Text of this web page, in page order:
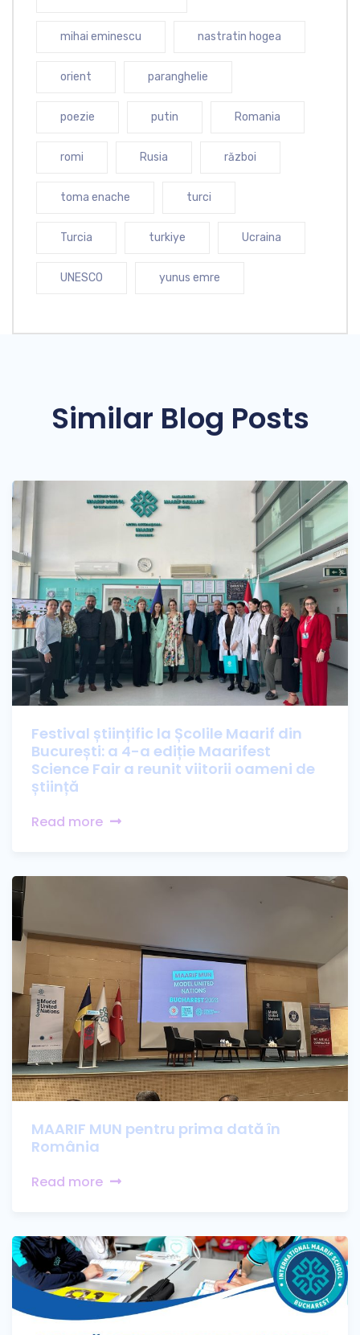
mihai eminescu nastratin hogea
orient paranghelie
poezie putin Romania
romi Rusia război
toma enache turci
Turcia turkiye Ucraina
UNESCO yunus emre
Similar Blog Posts
Festival științific la Școlile Maarif din
București: a 4-a ediție Maarifest
Science Fair a reunit viitorii oameni de
știință
Read more
MAARIF MUN pentru prima dată în
România
Read more